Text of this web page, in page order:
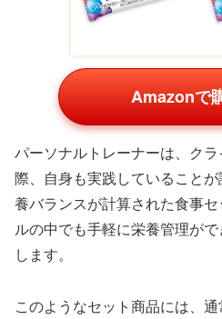
Amazonで
パーソナルトレーナーは、ク
際、自身も実践していること
養バランスが計算された食事
ルの中でも手軽に栄養管理が
します。
このようなセット商品には、